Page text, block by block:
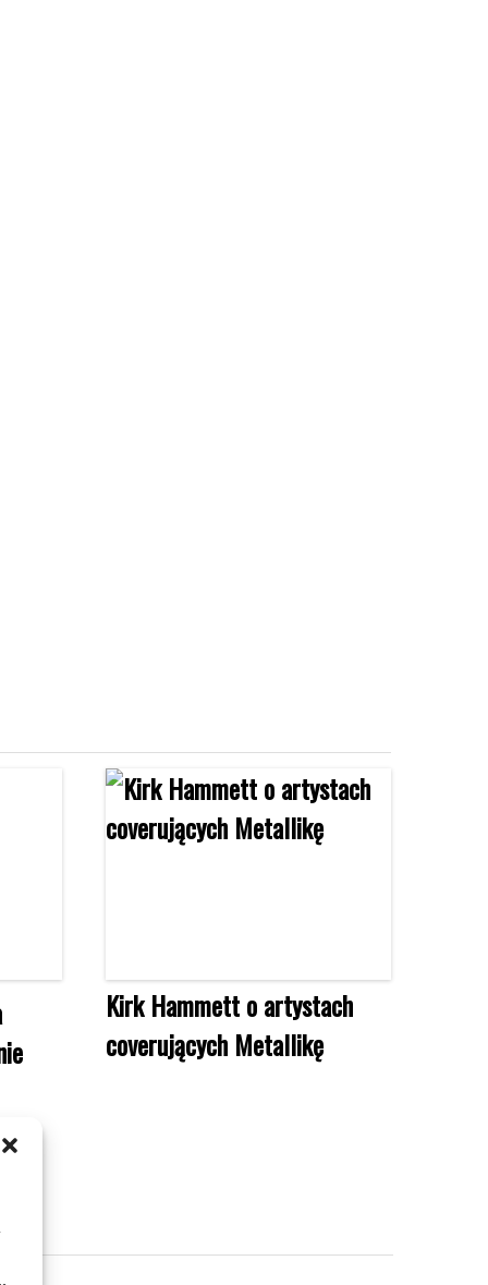
Kirk Hammett o artystach
coverujących Metallikę